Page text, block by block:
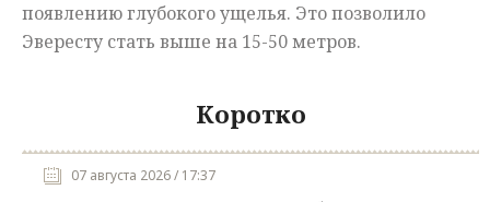
появлению глубокого ущелья. Это позволило
Эвересту стать выше на 15-50 метров.
Коротко
07 августа 2026 / 17:37